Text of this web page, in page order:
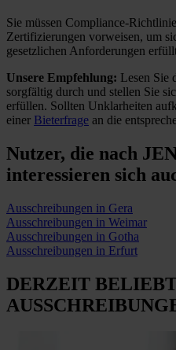
Sie müssen Compliance-
Zertifizierungen vorweisen, um
gesetzlichen Anforderungen
Unsere Empfehlung: Lesen Sie
sorgfältig durch und stellen Sie
erfüllen. Sollten Unklarheiten
einer Bieterfrage an die
Nutzer, die nach
interessieren sich
Ausschreibungen in Gera
Ausschreibungen in Weimar
Ausschreibungen in Gotha
Ausschreibungen in Erfurt
DERZEIT